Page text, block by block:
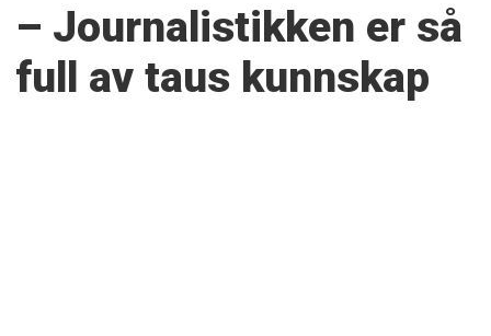
– Journalistikken er så
full av taus kunnskap